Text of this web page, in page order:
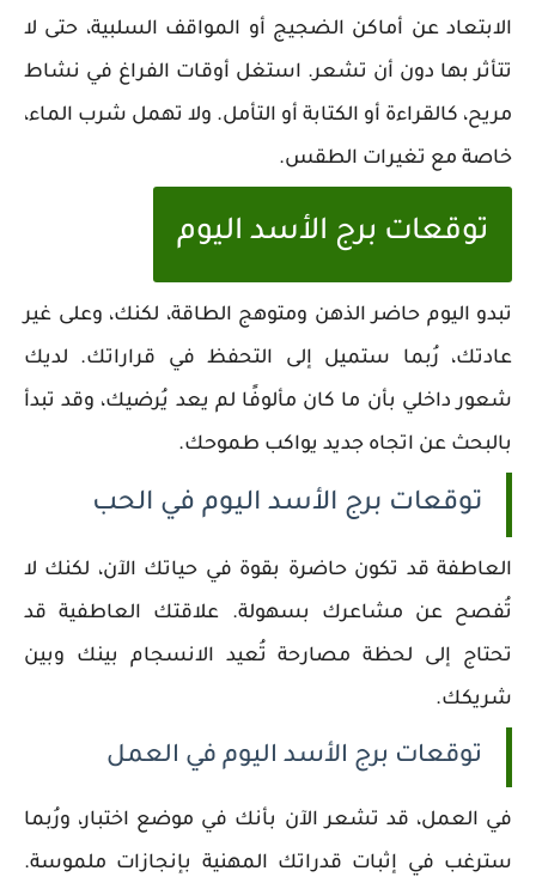
الابتعاد عن أماكن الضجيج أو المواقف السلبية، حتى لا
تتأثر بها دون أن تشعر. استغل أوقات الفراغ في نشاط
مريح، كالقراءة أو الكتابة أو التأمل. ولا تهمل شرب الماء،
خاصة مع تغيرات الطقس.
توقعات برج الأسد اليوم
تبدو اليوم حاضر الذهن ومتوهج الطاقة، لكنك، وعلى غير
عادتك، رُبما ستميل إلى التحفظ في قراراتك. لديك
شعور داخلي بأن ما كان مألوفًا لم يعد يُرضيك، وقد تبدأ
بالبحث عن اتجاه جديد يواكب طموحك.
توقعات برج الأسد اليوم في الحب
العاطفة قد تكون حاضرة بقوة في حياتك الآن، لكنك لا
تُفصح عن مشاعرك بسهولة. علاقتك العاطفية قد
تحتاج إلى لحظة مصارحة تُعيد الانسجام بينك وبين
شريكك.
توقعات برج الأسد اليوم في العمل
في العمل، قد تشعر الآن بأنك في موضع اختبار، ورُبما
سترغب في إثبات قدراتك المهنية بإنجازات ملموسة.